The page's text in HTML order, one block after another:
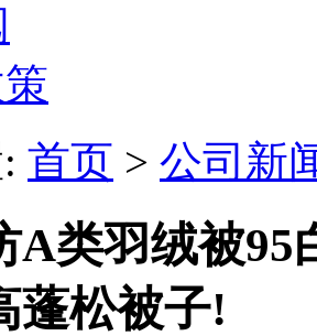
首页 > 公司新
A类羽绒被95
蓬松被子!